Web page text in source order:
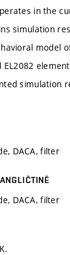
in the
simulation
model
EL2082
simulation
DACA, filter
DACA, filter